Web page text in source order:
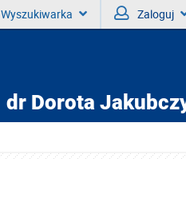
Wyszukiwarka Zaloguj
dr Dorota